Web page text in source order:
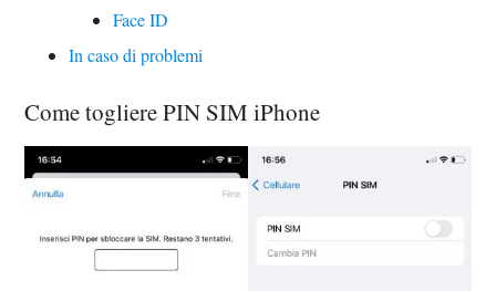
Face ID
In caso di problemi
Come togliere PIN SIM iPhone